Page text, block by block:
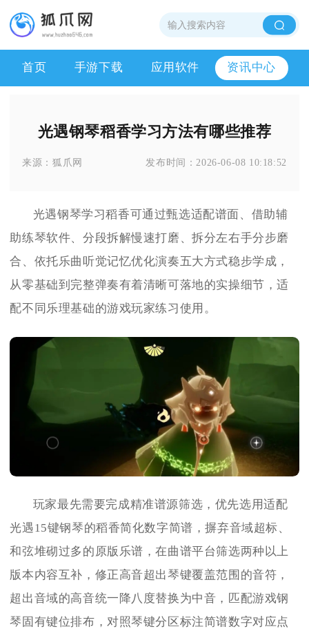
首页 手游下载 应用软件 资讯中心
光遇钢琴稻香学习方法有哪些推荐
来源：狐爪网 发布时间：2026-06-08 10:18:52
光遇钢琴学习稻香可通过甄选适配谱面、借助辅
助练琴软件、分段拆解慢速打磨、拆分左右手分步磨
合、依托乐曲听觉记忆优化演奏五大方式稳步学成，
从零基础到完整弹奏有着清晰可落地的实操细节，适
配不同乐理基础的游戏玩家练习使用。
玩家最先需要完成精准谱源筛选，优先选用适配
光遇15键钢琴的稻香简化数字简谱，摒弃音域超标、
和弦堆砌过多的原版乐谱，在曲谱平台筛选两种以上
版本内容互补，修正高音超出琴键覆盖范围的音符，
超出音域的高音统一降八度替换为中音，匹配游戏钢
琴固有键位排布，对照琴键分区标注简谱数字对应点